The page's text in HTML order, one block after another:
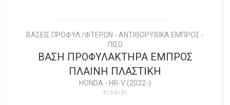
ΒΑΣΕΙΣ ΠΡΟΦΥΛ./ΦΤΕΡΩΝ - ΑΝΤΙΘΟΡΥΒΙΚΑ ΕΜΠΡΟΣ -
ΠΙΣΩ
ΒΑΣΗ ΠΡΟΦΥΛΑΚΤΗΡΑ ΕΜΠΡΟΣ
ΠΛΑΙΝΗ ΠΛΑΣΤΙΚΗ
HONDA - HR-V (2022-)
#184181